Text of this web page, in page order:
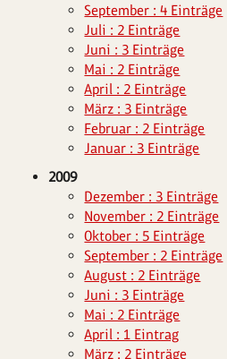
September : 4 Einträge
Juli : 2 Einträge
Juni : 3 Einträge
Mai : 2 Einträge
April : 2 Einträge
März : 3 Einträge
Februar : 2 Einträge
Januar : 3 Einträge
2009
Dezember : 3 Einträge
November : 2 Einträge
Oktober : 5 Einträge
September : 2 Einträge
August : 2 Einträge
Juni : 3 Einträge
Mai : 2 Einträge
April : 1 Eintrag
März : 2 Einträge